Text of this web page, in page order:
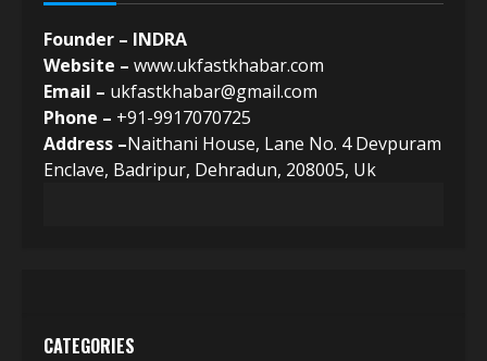
Founder – INDRA
Website – www.ukfastkhabar.com
Email – ukfastkhabar@gmail.com
Phone – +91-9917070725
Address –Naithani House, Lane No. 4 Devpuram
Enclave, Badripur, Dehradun, 208005, Uk
CATEGORIES